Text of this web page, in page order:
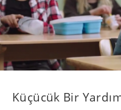
Küçücük Bir